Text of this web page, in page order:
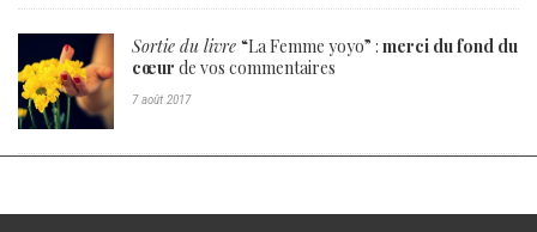
Sortie du livre “La Femme yoyo” : merci du fond du
cœur de vos commentaires
7 août 2017